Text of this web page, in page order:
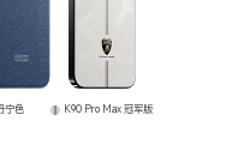
K90 Pro Max 冠军版
宁色